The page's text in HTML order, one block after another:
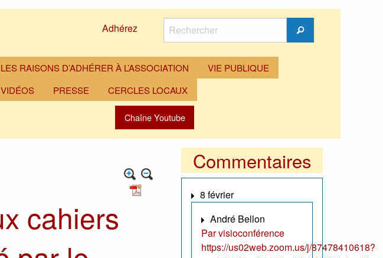
Adhérez
Rechercher
Rechercher
LES RAISONS D’ADHÉRER À L’ASSOCIATION
VIE PUBLIQUE
VIDÉOS
PRESSE CERCLES LOCAUX
Chaîne Youtube
cahiers
Commentaires
8 février
André Bellon
Par visioconférence
https://us02web.zoom.us/j/87478410618?